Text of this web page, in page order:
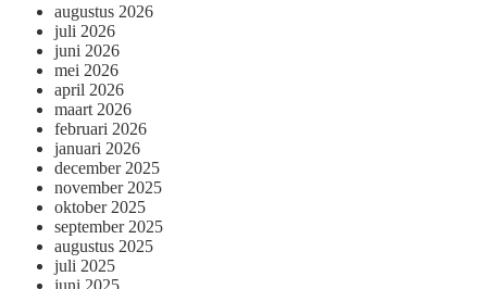
augustus 2026
juli 2026
juni 2026
mei 2026
april 2026
maart 2026
februari 2026
januari 2026
december 2025
november 2025
oktober 2025
september 2025
augustus 2025
juli 2025
juni 2025